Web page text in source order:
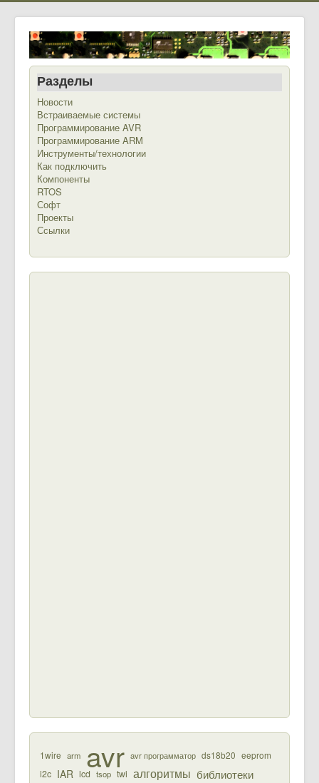
Разделы
Новости
Встраиваемые системы
Программирование AVR
Программирование ARM
Инструменты/технологии
Как подключить
Компоненты
RTOS
Софт
Проекты
Ссылки
1wire arm avr avr программатор ds18b20 eeprom
i2c IAR lcd tsop twi алгоритмы библиотеки